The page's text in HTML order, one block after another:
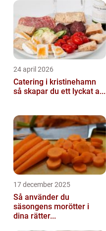
24 april 2026
Catering i kristinehamn
så skapar du ett lyckat a...
17 december 2025
Så använder du
säsongens morötter i
dina rätter...